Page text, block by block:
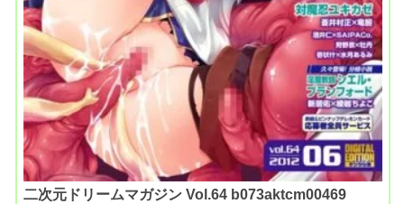
二次元ドリームマガジン Vol.64 b073aktcm00469